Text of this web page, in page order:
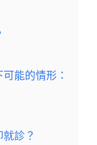
能的情形：
診？